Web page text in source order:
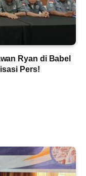
Ryan di Babel
Pers!